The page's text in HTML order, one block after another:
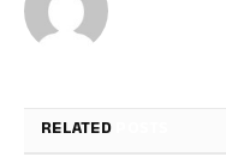
RELATED